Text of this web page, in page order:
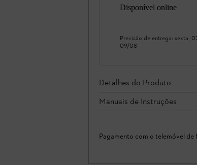
Disponível online
Previsão de entrega: sexta,
09/08
Detalhes do Produto
Manuais de Instruções
Pagamento com o telemóvel de